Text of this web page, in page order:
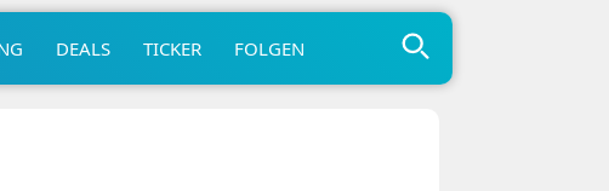
DEALS TICKER FOLGEN